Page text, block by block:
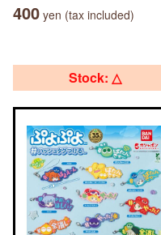
400 yen (tax included)
Stock: △